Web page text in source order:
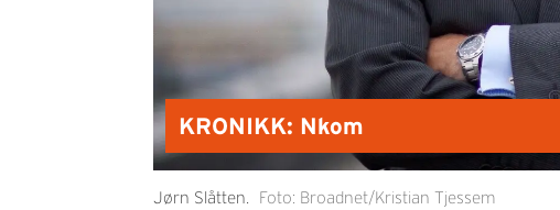
KRONIKK: Nkom
Jørn Slåtten. Foto: Broadnet/Kristian Tjessem